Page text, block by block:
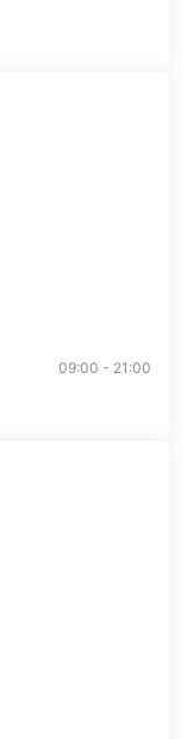
09:00 - 21:00